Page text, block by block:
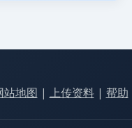
站地图 | 上传资料| 帮助